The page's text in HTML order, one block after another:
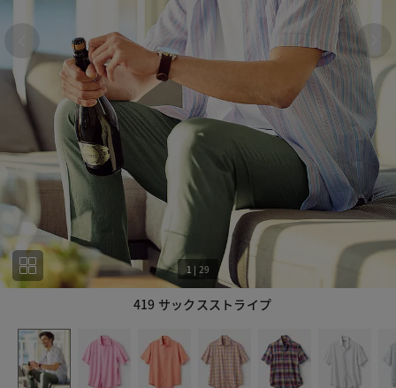
419 サックスストライプ
1 | 29